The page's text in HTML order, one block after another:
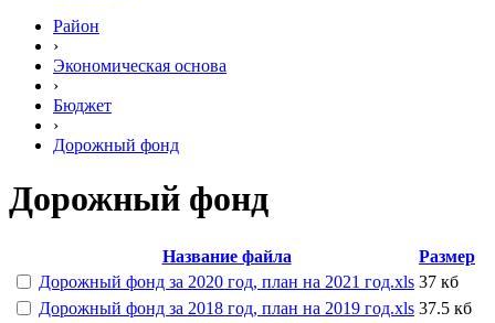
Район
›
Экономическая основа
›
Бюджет
›
Дорожный фонд
Дорожный фонд
Название файла
Размер
Дорожный фонд за 2020 год, план на 2021 год.xls 37 кб
Дорожный фонд за 2018 год, план на 2019 год.xls 37.5 кб